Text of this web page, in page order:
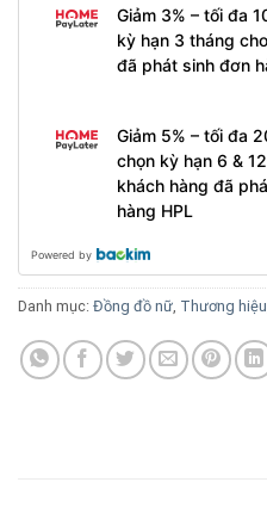
Giảm 3% – tối đa
kỳ hạn 3 tháng
đã phát sinh đơn
Giảm 5% – tối đa
chọn kỳ hạn 6 &
khách hàng đã
hàng HPL
Powered by
Danh mục: Đồng đồ nữ, Thương hiệu